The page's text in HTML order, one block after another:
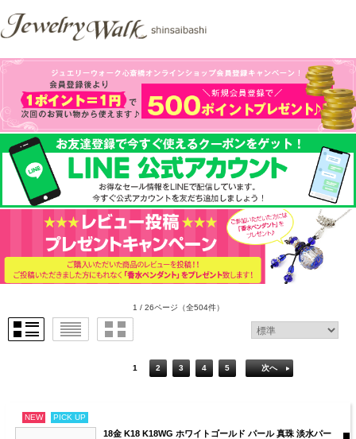
1 / 26ページ （全504件）
1 2 3 4 5 次へ
NEW PICK UP
18金 K18 K18WG ホワイトゴールド パール 真珠 淡水パー